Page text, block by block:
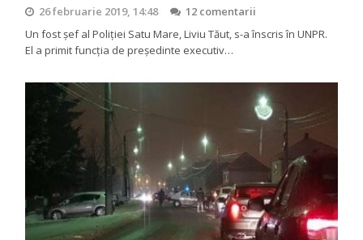
26 februarie 2019, 14:48
12 comentarii
Un fost şef al Poliţiei Satu Mare, Liviu Tăut, s-a înscris în UNPR.
El a primit funcţia de preşedinte executiv…